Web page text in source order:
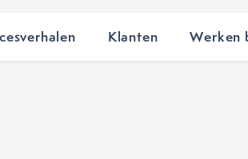
Klanten Werken